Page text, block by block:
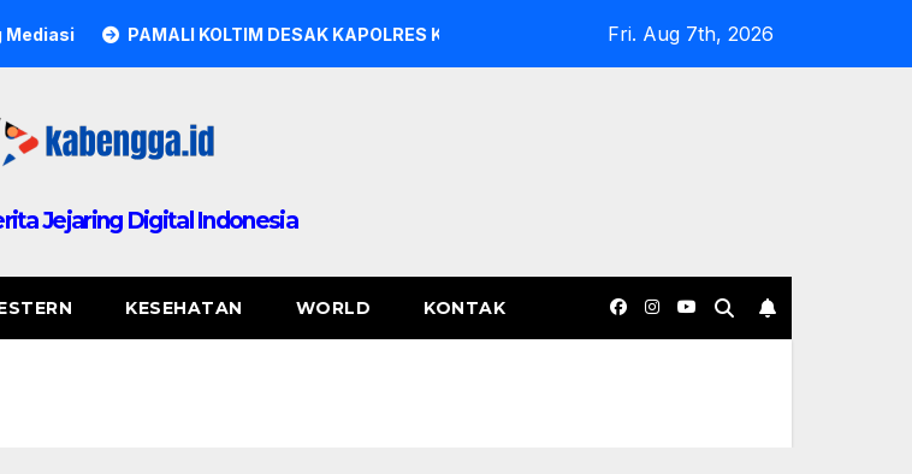
KOLTIM DESAK KAPOLRES KOLAKA TIMUR EVALUASI DAN COPOT KASAT INTELKAM SERTA KASAT
Fri. Aug 7th, 2026
Jejaring Digital Indonesia
KESEHATAN WORLD KONTAK